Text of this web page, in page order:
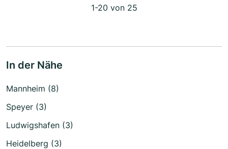
1-20 von 25
In der Nähe
Mannheim (8)
Speyer (3)
Ludwigshafen (3)
Heidelberg (3)